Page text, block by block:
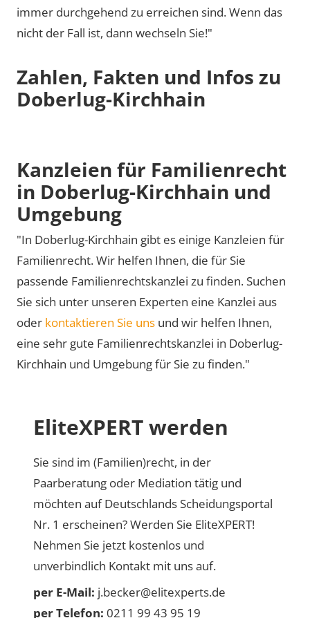
immer durchgehend zu erreichen sind. Wenn das
nicht der Fall ist, dann wechseln Sie!"
Zahlen, Fakten und Infos zu
Doberlug-Kirchhain
Kanzleien für Familienrecht
in Doberlug-Kirchhain und
Umgebung
"In Doberlug-Kirchhain gibt es einige Kanzleien für
Familienrecht. Wir helfen Ihnen, die für Sie
passende Familienrechtskanzlei zu finden. Suchen
Sie sich unter unseren Experten eine Kanzlei aus
oder kontaktieren Sie uns und wir helfen Ihnen,
eine sehr gute Familienrechtskanzlei in Doberlug-
Kirchhain und Umgebung für Sie zu finden."
EliteXPERT werden
Sie sind im (Familien)recht, in der
Paarberatung oder Mediation tätig und
möchten auf Deutschlands Scheidungsportal
Nr. 1 erscheinen? Werden Sie EliteXPERT!
Nehmen Sie jetzt kostenlos und
unverbindlich Kontakt mit uns auf.
per E-Mail: j.becker@elitexperts.de
per Telefon: 0211 99 43 95 19